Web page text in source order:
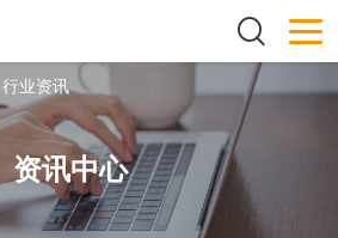
资讯中心
行业资讯